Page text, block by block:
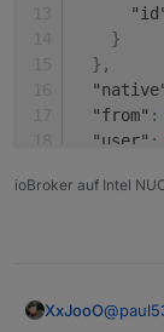
}
} ,
"from" :
"user" :
"acl":
}
ioBroker auf Intel
XxJooO@